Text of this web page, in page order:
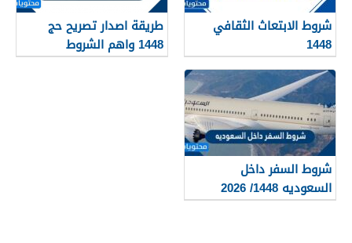
شروط الابتعاث الثقافي
1448
طريقة اصدار تصريح حج
1448 واهم الشروط
المطلوبة بالتفصيل
شروط السفر داخل
السعوديه 1448/ 2026